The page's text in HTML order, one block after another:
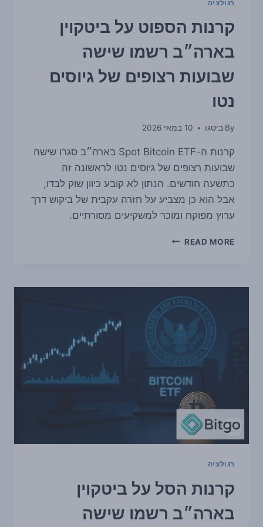
רגולציה
קרנות הספוט על ביטקוין
בארה״ב רשמו שישה
שבועות רצופים של גיוסים
נטו
By ביטגו 10 במאי 2026
קרנות ה-Spot Bitcoin ETF בארה״ב סגרו שישה
שבועות רצופים של גיוסים נטו לראשונה זה
כתשעה חודשים. הנתון לא קובע כיוון שוק לבדו,
אבל הוא כן מצביע על חזרה עקבית של ביקוש דרך
ערוץ מפוקח ומוכר למשקיעים מסורתיים.
READ MORE קרנות
בארה״ב
רשמו
שישה
שבועות
נטו
רגולציה
קרנות הסל על ביטקוין
בארה״ב רשמו שישה